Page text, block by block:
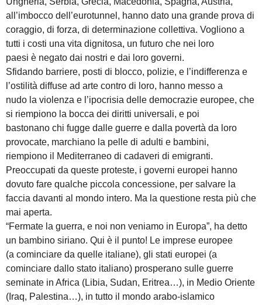
all’imbocco dell’eurotunnel, hanno dato una grande prova di
coraggio, di forza, di determinazione collettiva. Vogliono a
tutti i costi una vita dignitosa, un futuro che nei loro
paesi è negato dai nostri e dai loro governi.
Sfidando barriere, posti di blocco, polizie, e l’indifferenza e
l’ostilità diffuse ad arte contro di loro, hanno messo a
nudo la violenza e l’ipocrisia delle democrazie europee, che
si riempiono la bocca dei diritti universali, e poi
bastonano chi fugge dalle guerre e dalla povertà da loro
provocate, marchiano la pelle di adulti e bambini,
riempiono il Mediterraneo di cadaveri di emigranti.
Preoccupati da queste proteste, i governi europei hanno
dovuto fare qualche piccola concessione, per salvare la
faccia davanti al mondo intero. Ma la questione resta più che
mai aperta.
“Fermate la guerra, e noi non veniamo in Europa”, ha detto
un bambino siriano. Qui è il punto! Le imprese europee
(a cominciare da quelle italiane), gli stati europei (a
cominciare dallo stato italiano) prosperano sulle guerre
seminate in Africa (Libia, Sudan, Eritrea…), in Medio Oriente
(Iraq, Palestina…), in tutto il mondo arabo-islamico